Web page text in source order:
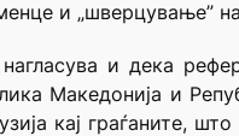
и „шверцување”
и дека
Македонија и
кај граѓаните,